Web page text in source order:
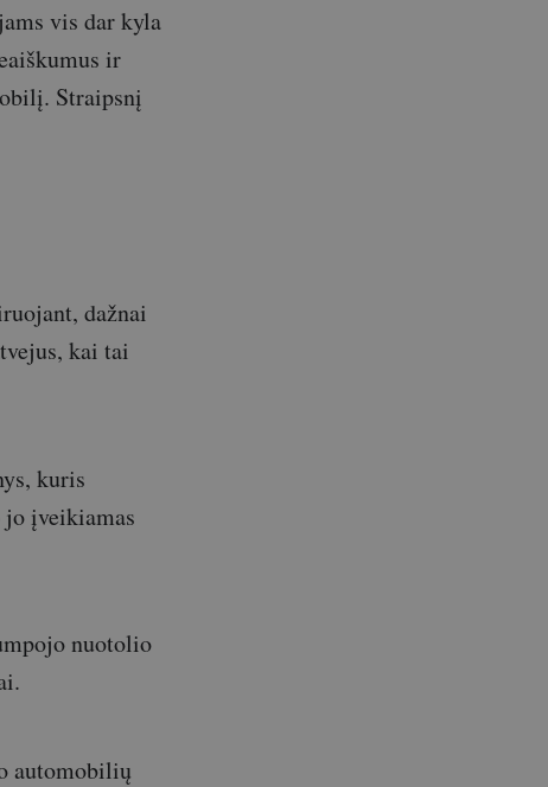
vis dar kyla
ir
Straipsnį
dažnai
kai tai
kuris
įveikiamas
nuotolio
automobilių